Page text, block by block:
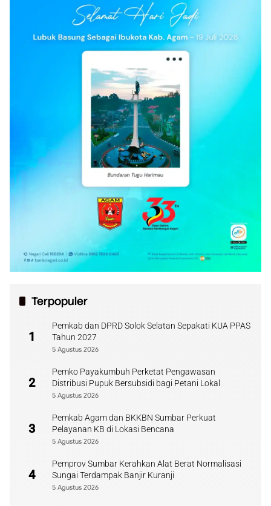
Terpopuler
1
Pemkab dan DPRD Solok Selatan Sepakati KUA PPAS
Tahun 2027
5 Agustus 2026
2
Pemko Payakumbuh Perketat Pengawasan
Distribusi Pupuk Bersubsidi bagi Petani Lokal
5 Agustus 2026
3
Pemkab Agam dan BKKBN Sumbar Perkuat
Pelayanan KB di Lokasi Bencana
5 Agustus 2026
4
Pemprov Sumbar Kerahkan Alat Berat Normalisasi
Sungai Terdampak Banjir Kuranji
5 Agustus 2026